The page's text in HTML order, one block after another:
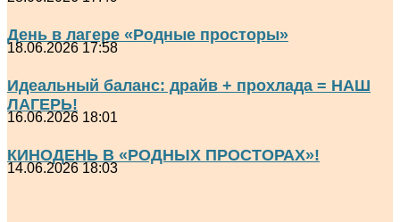
День в лагере «Родные просторы»
18.06.2026 17:58
Идеальный баланс: драйв + прохлада = НАШ
ЛАГЕРЬ!
16.06.2026 18:01
КИНОДЕНЬ В «РОДНЫХ ПРОСТОРАХ»!
14.06.2026 18:03